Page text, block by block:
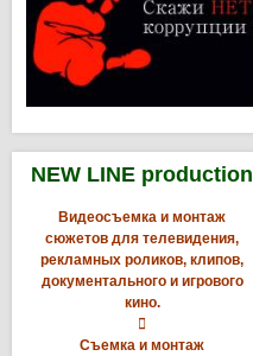
NEW LINE production
Видеосъемка и монтаж
сюжетов для телевидения,
рекламных роликов, клипов,
документального и игрового
кино.

Съемка и монтаж